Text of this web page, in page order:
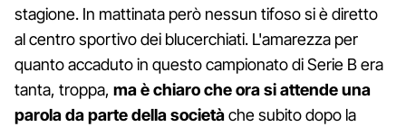
stagione. In mattinata però nessun tifoso si è diretto
al centro sportivo dei blucerchiati. L'amarezza per
quanto accaduto in questo campionato di Serie B era
tanta, troppa, ma è chiaro che ora si attende una
parola da parte della societàche subito dopo la